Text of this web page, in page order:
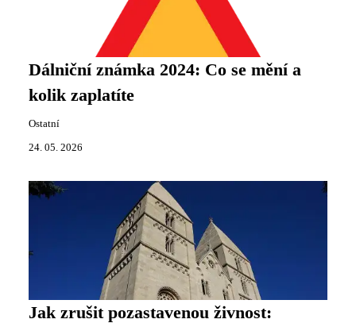
Dálniční známka 2024: Co se mění a
kolik zaplatíte
Ostatní
24. 05. 2026
Jak zrušit pozastavenou živnost: